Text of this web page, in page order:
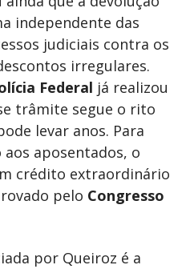
independente das
judiciais contra os
irregulares.
Federal já realizou
trâmite segue o rito
levar anos. Para
aposentados, o
crédito extraordinário
pelo Congresso
por Queiroz é a